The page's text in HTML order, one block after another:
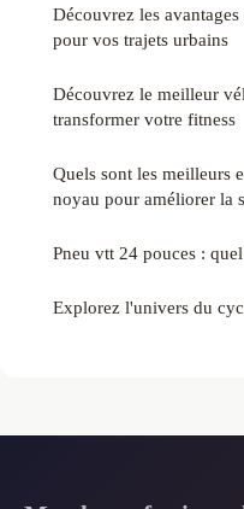
Découvrez les
pour vos trajets urbains
Découvrez le meilleur
transformer votre fitness
Quels sont les meilleurs
noyau pour améliorer la
Pneu vtt 24 pouces :
Explorez l'univers du